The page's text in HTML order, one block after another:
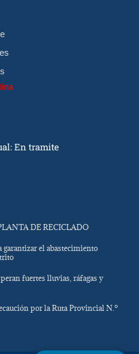
En tramite
DE RECICLADO
el abastecimiento
fuertes lluvias, ráfagas y
por la Ruta Provincial N.º